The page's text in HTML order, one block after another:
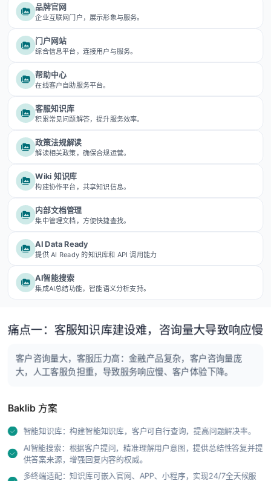
品牌官网
企业互联网门户，展示形象与服务。
门户网站
综合信息平台，连接用户与服务。
帮助中心
在线客户自助服务平台。
客服知识库
积累常见问题解答，提升服务效率。
政策法规解读
解读相关政策，确保合规运营。
Wiki 知识库
构建协作平台，共享知识信息。
内部文档管理
集中管理文档，方便快捷查找。
AI Data Ready
提供 AI Ready 的知识库和 API 调用能力
AI智能搜索
集成AI总结功能，智能语义分析支持。
痛点一：客服知识库建设难，咨询量大导致响应慢
客户咨询量大，客服压力高：金融产品复杂，客户咨询量庞
大，人工客服负担重，导致服务响应慢、客户体验下降。
Baklib 方案
智能知识库：构建智能知识库，客户可自行查询，提高问题解决率。
AI智能搜索：根据客户提问，精准理解用户意图，提供总结性答复并提
供答案来源，增强回复内容的权威。
多终端适配：知识库可嵌入官网、APP、小程序，实现24/7全天候服